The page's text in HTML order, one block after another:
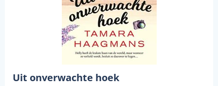
Uit onverwachte hoek